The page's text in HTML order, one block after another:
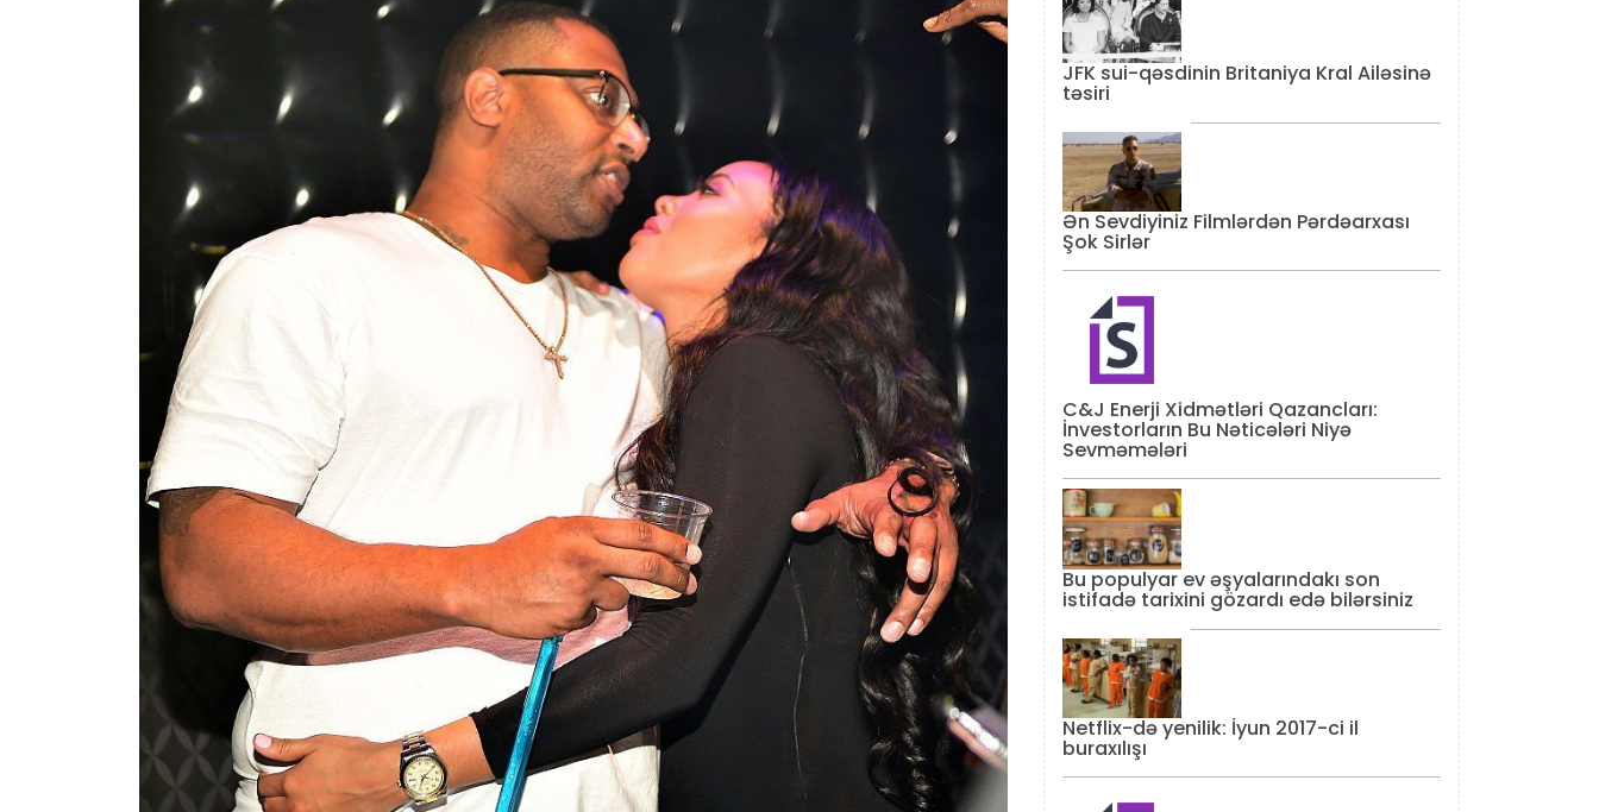
JFK sui-qəsdinin Britaniya Kral Ailəsinə
təsiri
Ən Sevdiyiniz Filmlərdən Pərdəarxası
Şok Sirlər
C&J Enerji Xidmətləri Qazancları:
İnvestorların Bu Nəticələri Niyə
Sevməmələri
Bu populyar ev əşyalarındakı son
istifadə tarixini gözardı edə bilərsiniz
Netflix-də yenilik: İyun 2017-ci il
buraxılışı